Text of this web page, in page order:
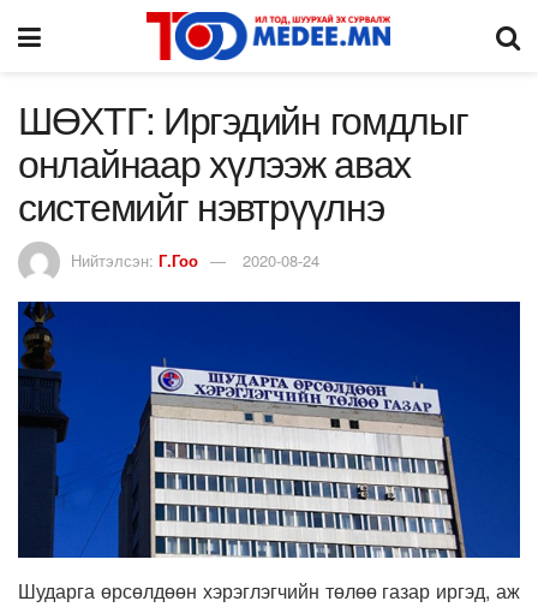
ШӨХТГ: Иргэдийн гомдлыг
онлайнаар хүлээж авах
системийг нэвтрүүлнэ
Нийтэлсэн: Г.Гоо 2020-08-24
Шударга өрсөлдөөн хэрэглэгчийн төлөө газар иргэд, аж